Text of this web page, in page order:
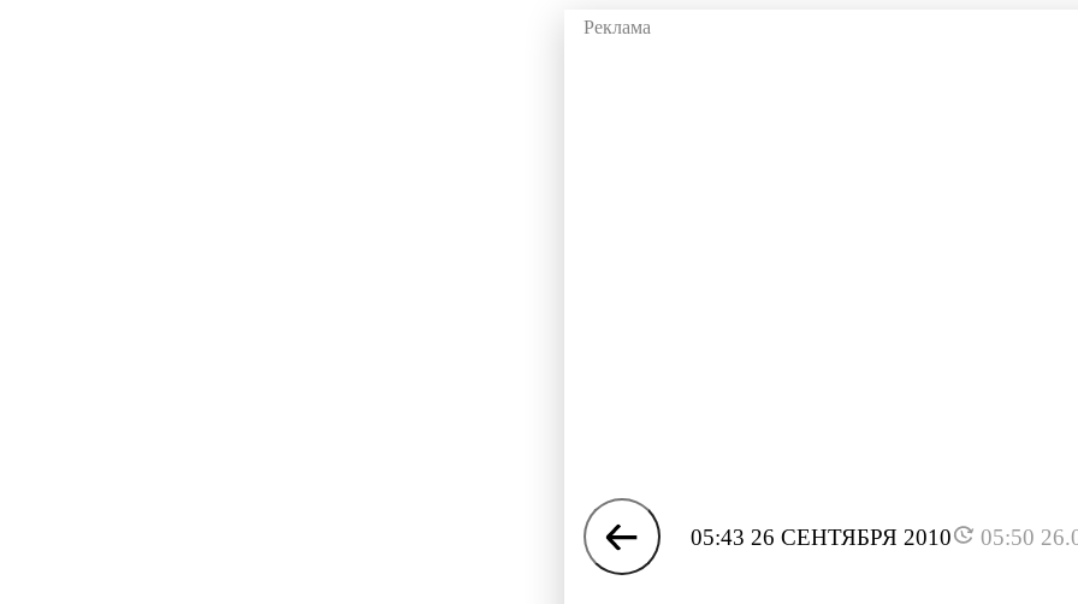
05:43 26 СЕНТЯБРЯ 2010 05:50